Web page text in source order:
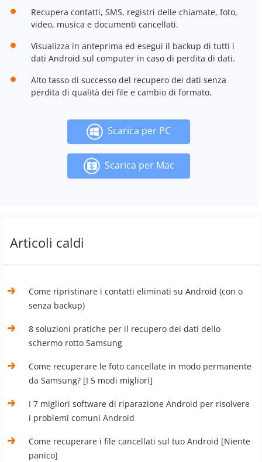
Recupera contatti, SMS, registri delle chiamate, foto,
video, musica e documenti cancellati.
Visualizza in anteprima ed esegui il backup di tutti i
dati Android sul computer in caso di perdita di dati.
Alto tasso di successo del recupero dei dati senza
perdita di qualità dei file e cambio di formato.
Scarica per PC
Scarica per Mac
Articoli caldi
Come ripristinare i contatti eliminati su Android (con o
senza backup)
8 soluzioni pratiche per il recupero dei dati dello
schermo rotto Samsung
Come recuperare le foto cancellate in modo permanente
da Samsung? [I 5 modi migliori]
I 7 migliori software di riparazione Android per risolvere
i problemi comuni Android
Come recuperare i file cancellati sul tuo Android [Niente
panico]